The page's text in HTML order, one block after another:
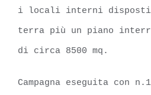
i locali interni
terra più un piano
di circa 8500 mq.
Campagna eseguita con